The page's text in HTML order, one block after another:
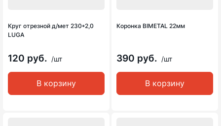
Круг отрезной д/мет 230*2,0
LUGA
120 руб. /шт
В корзину
Коронка BIMETAL 22мм
390 руб. /шт
В корзину